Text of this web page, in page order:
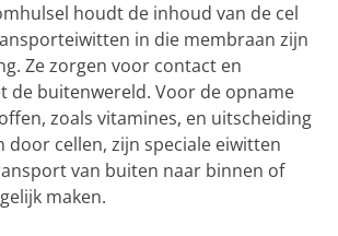
houdt de inhoud van de cel
in die membraan zijn
Ze zorgen voor contact en
de buitenwereld. Voor de opname
zoals vitamines, en uitscheiding
door cellen, zijn speciale eiwitten
van buiten naar binnen of
maken.